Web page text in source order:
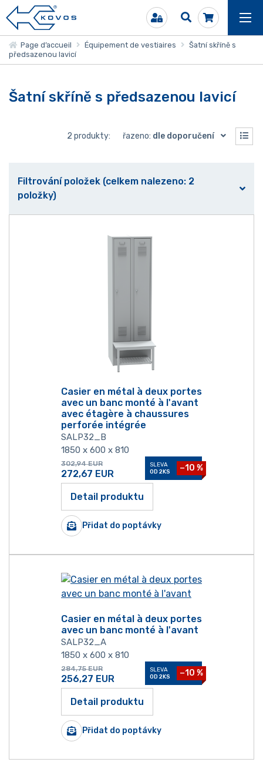
Page d’accueil Équipement de vestiaires
Šatní skříně s
předsazenou lavicí
Šatní skříně s předsazenou lavicí
2 produkty: řazeno: dle doporučení
Filtrování položek (celkem nalezeno: 2
položky)
Casier en métal à deux portes
avec un banc monté à l'avant
avec étagère à chaussures
perforée intégrée
SALP32_B
1850 x 600 x 810
302,94 EUR
272,67 EUR
SLEVA
OD 2KS
−10 %
Detail produktu
Přidat do poptávky
Casier en métal à deux portes
avec un banc monté à l'avant
SALP32_A
1850 x 600 x 810
284,75 EUR
256,27 EUR
SLEVA
OD 2KS
−10 %
Detail produktu
Přidat do poptávky